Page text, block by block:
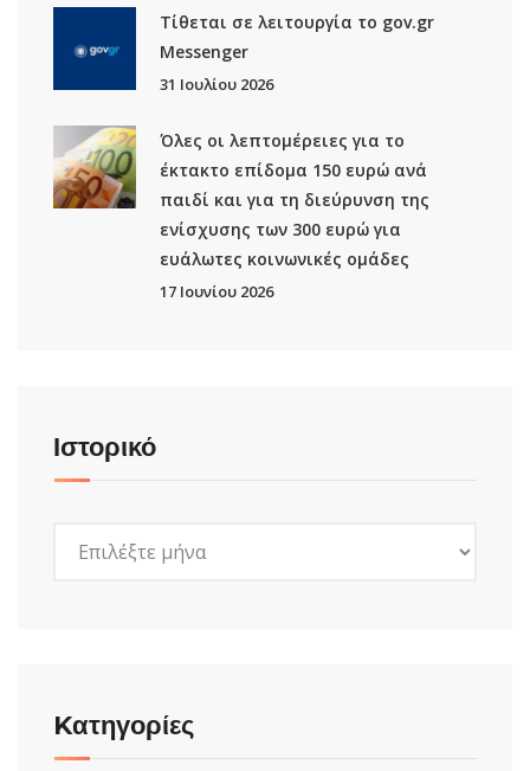
Τίθεται σε λειτουργία το gov.gr
Μessenger
31 Ιουλίου 2026
Όλες οι λεπτομέρειες για το
έκτακτο επίδομα 150 ευρώ ανά
παιδί και για τη διεύρυνση της
ενίσχυσης των 300 ευρώ για
ευάλωτες κοινωνικές ομάδες
17 Ιουνίου 2026
Ιστορικό
Kατηγορίες